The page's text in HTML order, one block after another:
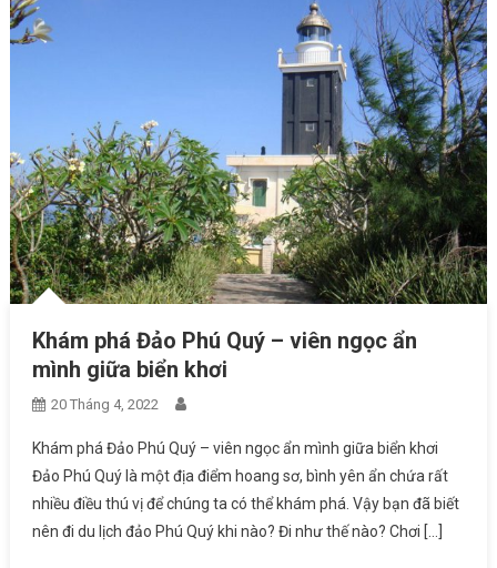
Khám phá Đảo Phú Quý – viên ngọc ẩn
mình giữa biển khơi
20 Tháng 4, 2022
Khám phá Đảo Phú Quý – viên ngọc ẩn mình giữa biển khơi
Đảo Phú Quý là một địa điểm hoang sơ, bình yên ẩn chứa rất
nhiều điều thú vị để chúng ta có thể khám phá. Vậy bạn đã biết
nên đi du lịch đảo Phú Quý khi nào? Đi như thế nào? Chơi […]